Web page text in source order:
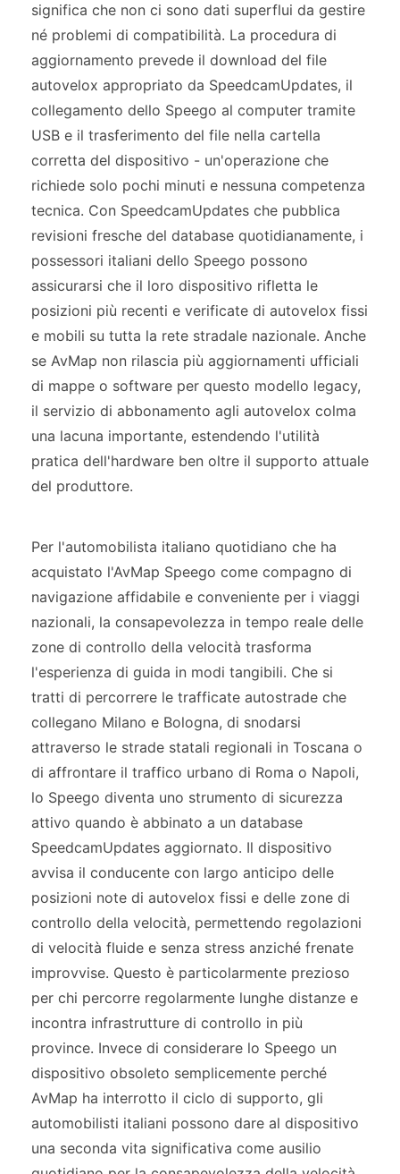
significa che non ci sono dati superflui da gestire
né problemi di compatibilità. La procedura di
aggiornamento prevede il download del file
autovelox appropriato da SpeedcamUpdates, il
collegamento dello Speego al computer tramite
USB e il trasferimento del file nella cartella
corretta del dispositivo - un'operazione che
richiede solo pochi minuti e nessuna competenza
tecnica. Con SpeedcamUpdates che pubblica
revisioni fresche del database quotidianamente, i
possessori italiani dello Speego possono
assicurarsi che il loro dispositivo rifletta le
posizioni più recenti e verificate di autovelox fissi
e mobili su tutta la rete stradale nazionale. Anche
se AvMap non rilascia più aggiornamenti ufficiali
di mappe o software per questo modello legacy,
il servizio di abbonamento agli autovelox colma
una lacuna importante, estendendo l'utilità
pratica dell'hardware ben oltre il supporto attuale
del produttore.
Per l'automobilista italiano quotidiano che ha
acquistato l'AvMap Speego come compagno di
navigazione affidabile e conveniente per i viaggi
nazionali, la consapevolezza in tempo reale delle
zone di controllo della velocità trasforma
l'esperienza di guida in modi tangibili. Che si
tratti di percorrere le trafficate autostrade che
collegano Milano e Bologna, di snodarsi
attraverso le strade statali regionali in Toscana o
di affrontare il traffico urbano di Roma o Napoli,
lo Speego diventa uno strumento di sicurezza
attivo quando è abbinato a un database
SpeedcamUpdates aggiornato. Il dispositivo
avvisa il conducente con largo anticipo delle
posizioni note di autovelox fissi e delle zone di
controllo della velocità, permettendo regolazioni
di velocità fluide e senza stress anziché frenate
improvvise. Questo è particolarmente prezioso
per chi percorre regolarmente lunghe distanze e
incontra infrastrutture di controllo in più
province. Invece di considerare lo Speego un
dispositivo obsoleto semplicemente perché
AvMap ha interrotto il ciclo di supporto, gli
automobilisti italiani possono dare al dispositivo
una seconda vita significativa come ausilio